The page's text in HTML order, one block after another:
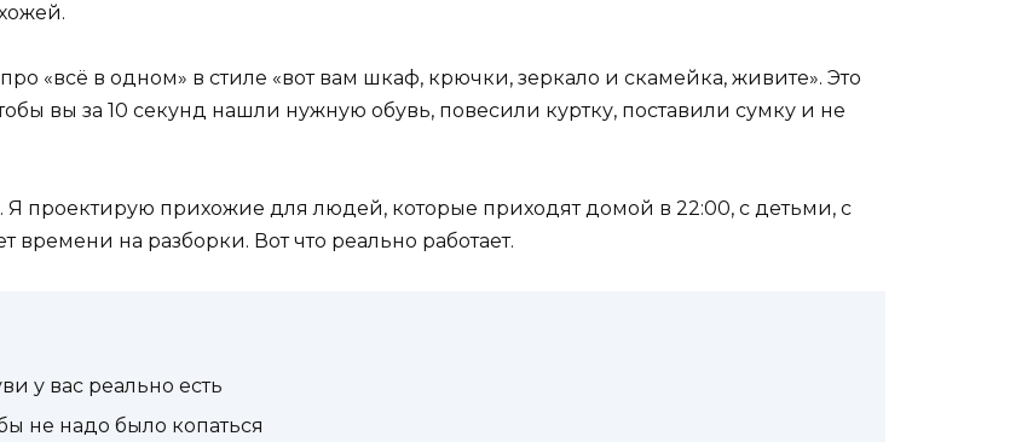
«всё в одном» в стиле «вот вам шкаф, крючки, зеркало и скамейка, живите». Это
вы за 10 секунд нашли нужную обувь, повесили куртку, поставили сумку и не
проектирую прихожие для людей, которые приходят домой в 22:00, с детьми, с
времени на разборки. Вот что реально работает.
у вас реально есть
не надо было копаться